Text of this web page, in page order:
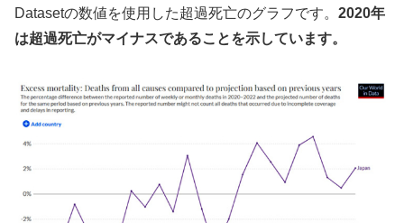
Datasetの数値を使用した超過死亡のグラフです。 2020年
は超過死亡がマイナスであることを示しています。